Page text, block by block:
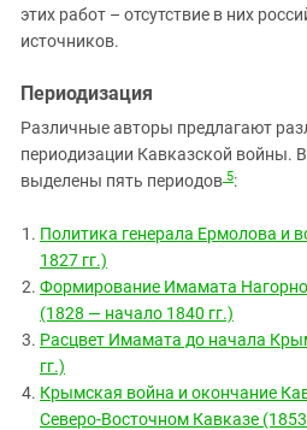
этих работ – отсутствие в них
источников.
Периодизация
Различные авторы предлагают
периодизации Кавказской войны.
выделены пять периодов 5:
Политика генерала Ермолова и
1827 гг.)
Формирование Имамата
(1828 — начало 1840 гг.)
Расцвет Имамата до начала
гг.)
Крымская война и окончание
Северо-Восточном Кавказе